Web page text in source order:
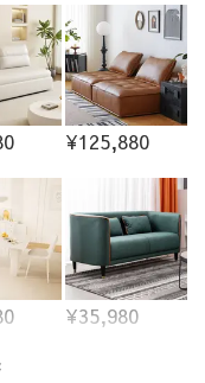
¥125,880
¥35,980